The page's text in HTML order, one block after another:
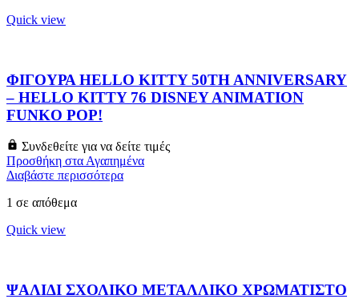
Quick view
ΦΙΓΟΥΡΑ HELLO KITTY 50TH ANNIVERSARY
– HELLO KITTY 76 DISNEY ANIMATION
FUNKO POP!
Συνδεθείτε για να δείτε τιμές
Προσθήκη στα Αγαπημένα
Διαβάστε περισσότερα
1 σε απόθεμα
Quick view
ΨΑΛΙΔΙ ΣΧΟΛΙΚΟ ΜΕΤΑΛΛΙΚΟ ΧΡΩΜΑΤΙΣΤΟ